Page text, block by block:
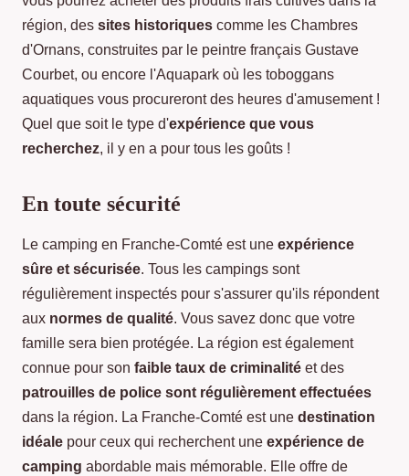
région, des sites historiques comme les Chambres
d'Ornans, construites par le peintre français Gustave
Courbet, ou encore l'Aquapark où les toboggans
aquatiques vous procureront des heures d'amusement !
Quel que soit le type d'expérience que vous
recherchez, il y en a pour tous les goûts !
En toute sécurité
Le camping en Franche-Comté est une expérience
sûre et sécurisée. Tous les campings sont
régulièrement inspectés pour s'assurer qu'ils répondent
aux normes de qualité. Vous savez donc que votre
famille sera bien protégée. La région est également
connue pour son faible taux de criminalité et des
patrouilles de police sont régulièrement effectuées
dans la région. La Franche-Comté est une destination
idéale pour ceux qui recherchent une expérience de
camping abordable mais mémorable. Elle offre de